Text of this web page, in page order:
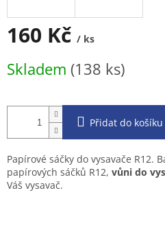
160 Kč / ks
cena:
Skladem (138 ks)
Přidat do košíku
Papírové sáčky do vysavače R12.
papírových sáčků R12, vůni do
Váš vysavač.